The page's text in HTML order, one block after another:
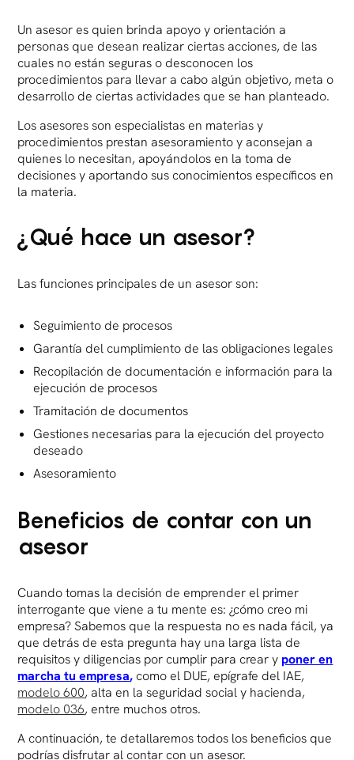
Un asesor es quien brinda apoyo y orientación a
personas que desean realizar ciertas acciones, de las
cuales no están seguras o desconocen los
procedimientos para llevar a cabo algún objetivo, meta o
desarrollo de ciertas actividades que se han planteado.
Los asesores son especialistas en materias y
procedimientos prestan asesoramiento y aconsejan a
quienes lo necesitan, apoyándolos en la toma de
decisiones y aportando sus conocimientos específicos en
la materia.
¿Qué hace un asesor?
Las funciones principales de un asesor son:
Seguimiento de procesos
Garantía del cumplimiento de las obligaciones legales
Recopilación de documentación e información para la
ejecución de procesos
Tramitación de documentos
Gestiones necesarias para la ejecución del proyecto
deseado
Asesoramiento
Beneficios de contar con un
asesor
Cuando tomas la decisión de emprender el primer
interrogante que viene a tu mente es: ¿cómo creo mi
empresa? Sabemos que la respuesta no es nada fácil, ya
que detrás de esta pregunta hay una larga lista de
requisitos y diligencias por cumplir para crear y poner en
marcha tu empresa, como el DUE, epígrafe del IAE,
modelo 600, alta en la seguridad social y hacienda,
modelo 036, entre muchos otros.
A continuación, te detallaremos todos los beneficios que
podrías disfrutar al contar con un asesor.